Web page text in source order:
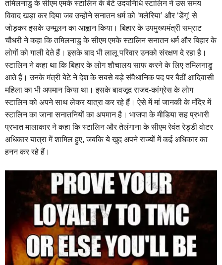
तमिलनाडु के सीएम एमके स्टालिन के बेटे उदयनिधि स्टालिन ने उस समय
विवाद खड़ा कर दिया जब उन्होंने सनातन धर्म को ‘मलेरिया’ और ‘डेंगू’ से
जोड़कर इसके उन्मूलन का आह्वान किया। बिहार के उपमुख्यमंत्री सम्राट
चौधरी ने कहा कि तमिलनाडु के सीएम एमके स्टालिन सनातन धर्म और बिहार के
लोगों को गाली देते हैं। इसके बाद भी लालू परिवार उनको संरक्षण दे रहा है।
स्टालिन ने कहा था कि बिहार के लोग शौचालय साफ करने के लिए तमिलनाडु
आते हैं। उनके मंत्री बेटे ने देश के सबसे बड़े संवैधानिक पद पर बैठीं आदिवासी
महिला का भी अपमान किया था। इसके बावजूद राजद-कांग्रेस के लोग
स्टालिन को अपने साथ लेकर यात्रा कर रहे हैं। ऐसे में मां जानकी के मंदिर में
स्टालिन का जाना सनातनियों का अपमान है। भाजपा के मीडिया सह प्रभारी
प्रभात मालाकार ने कहा कि स्टालिन और तेलंगाना के सीएम रेवंत रेड्डी वोटर
अधिकार यात्रा में शामिल हुए, जबकि ये खुद अपने राज्यों में कई अधिकार का
हनन कर रहे हैं।